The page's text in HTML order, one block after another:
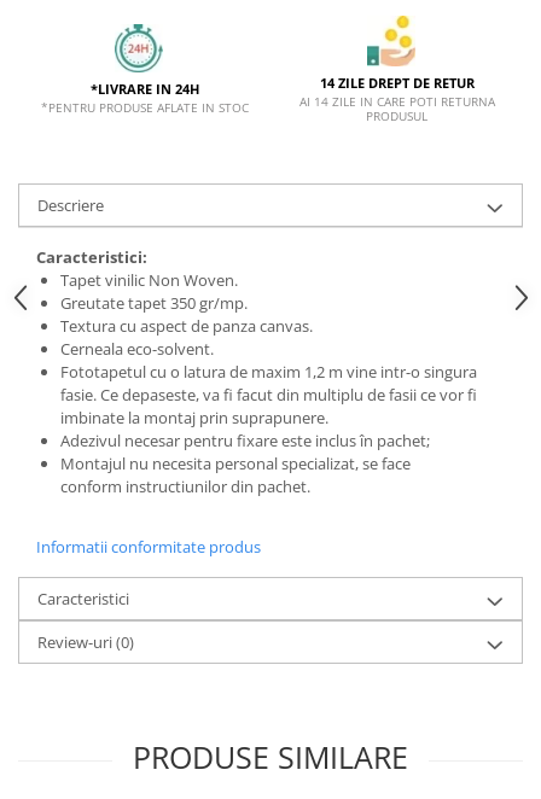
*LIVRARE IN 24H
*PENTRU PRODUSE AFLATE IN STOC
14 ZILE DREPT DE RETUR
AI 14 ZILE IN CARE POTI RETURNA
PRODUSUL
Descriere
Caracteristici:
Tapet vinilic Non Woven.
Greutate tapet 350 gr/mp.
Textura cu aspect de panza canvas.
Cerneala eco-solvent.
Fototapetul cu o latura de maxim 1,2 m vine intr-o singura
fasie. Ce depaseste, va fi facut din multiplu de fasii ce vor fi
imbinate la montaj prin suprapunere.
Adezivul necesar pentru fixare este inclus în pachet;
Montajul nu necesita personal specializat, se face
conform instructiunilor din pachet.
Informatii conformitate produs
Caracteristici
Review-uri(0)
PRODUSE SIMILARE